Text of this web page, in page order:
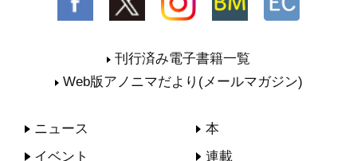
刊行済み電子書籍一覧
Web版アノニマだより(メールマガジン)
ニュース
本
イベント
連載